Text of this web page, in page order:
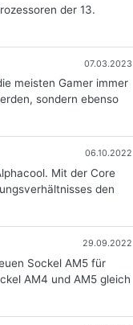
der 13.
07.03.2023
meisten Gamer immer
sondern ebenso
06.10.2022
Mit der Core
den
29.09.2022
Sockel AM5 für
AM4 und AM5 gleich